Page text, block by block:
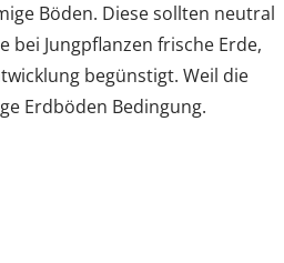
Böden. Diese sollten neutral
bei Jungpflanzen frische Erde,
begünstigt. Weil die
Erdböden Bedingung.